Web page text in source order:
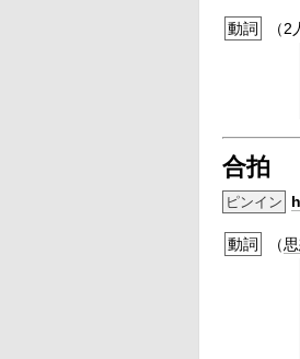
動詞 （2
合拍
ピンイン
動詞 （